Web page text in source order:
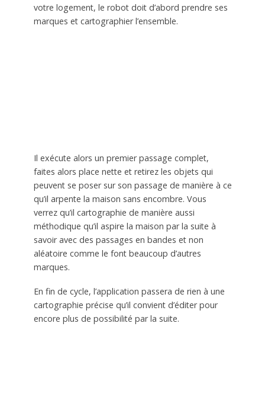
votre logement, le robot doit d’abord prendre ses
marques et cartographier l’ensemble.
Il exécute alors un premier passage complet,
faites alors place nette et retirez les objets qui
peuvent se poser sur son passage de manière à ce
qu’il arpente la maison sans encombre. Vous
verrez qu’il cartographie de manière aussi
méthodique qu’il aspire la maison par la suite à
savoir avec des passages en bandes et non
aléatoire comme le font beaucoup d’autres
marques.
En fin de cycle, l’application passera de rien à une
cartographie précise qu’il convient d’éditer pour
encore plus de possibilité par la suite.